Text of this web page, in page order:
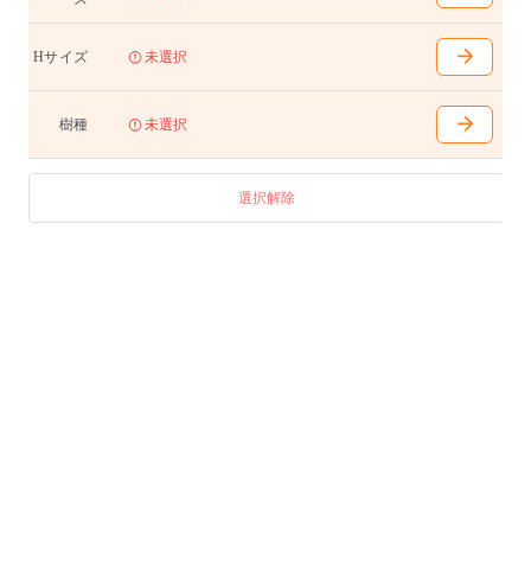
H400(天下355)/680(天下635)/710(天下665)/740(天下695
脚内はWから120mm引いた寸法となります
テーブル
W1100〜1400(100mm間隔で選択可能)
H400(天下355)/680(天下635)/710(天下665)/740(天下695
脚内はWから120mm引いた寸法となります
Hサイズ 未選択
樹種 未選択
選択解除